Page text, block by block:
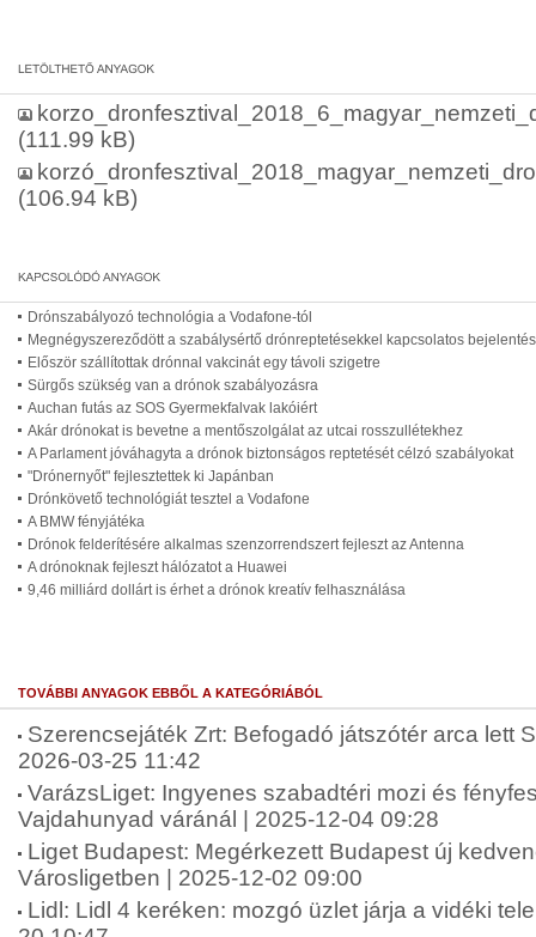
(111.99 kB)
(106.94 kB)
Drónszabályozó technológia a Vodafone-tól
Megnégyszereződött a szabálysértő drónreptetésekkel kapcsolatos
Először szállítottak drónnal vakcinát egy távoli szigetre
Sürgős szükség van a drónok szabályozásra
Auchan futás az SOS Gyermekfalvak lakóiért
Akár drónokat is bevetne a mentőszolgálat az utcai rosszullétekhez
A Parlament jóváhagyta a drónok biztonságos reptetését célzó szabályokat
"Drónernyőt" fejlesztettek ki Japánban
Drónkövető technológiát tesztel a Vodafone
A BMW fényjátéka
Drónok felderítésére alkalmas szenzorrendszert fejleszt az Antenna
A drónoknak fejleszt hálózatot a Huawei
9,46 milliárd dollárt is érhet a drónok kreatív felhasználása
TOVÁBBI ANYAGOK EBBŐL A KATEGÓRIÁBÓL
Szerencsejáték Zrt: Befogadó játszótér arca lett
2026-03-25 11:42
VarázsLiget: Ingyenes szabadtéri mozi és
Vajdahunyad váránál | 2025-12-04 09:28
Liget Budapest: Megérkezett Budapest új
Városligetben | 2025-12-02 09:00
Lidl: Lidl 4 keréken: mozgó üzlet járja a vidéki